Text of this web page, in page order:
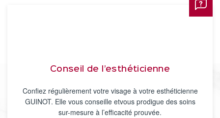
Conseil de l’esthéticienne
Confiez régulièrement votre visage à votre esthéticienne
GUINOT. Elle vous conseille etvous prodigue des soins
sur-mesure à l’efficacité prouvée.